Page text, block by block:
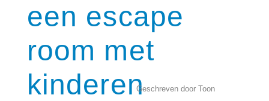
een escape
room met
kinderenGeschreven door Toon